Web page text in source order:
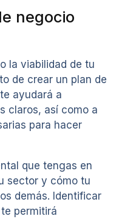
negocio
la viabilidad de tu
de crear un plan de
ayudará a
claros, así como a
para hacer
que tengas en
sector y cómo tu
demás. Identificar
permitirá